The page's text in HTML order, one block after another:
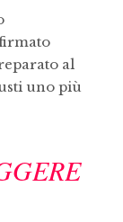
al
uno più